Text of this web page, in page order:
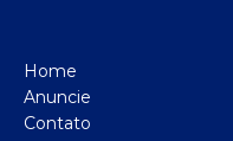
Home
Anuncie
Contato